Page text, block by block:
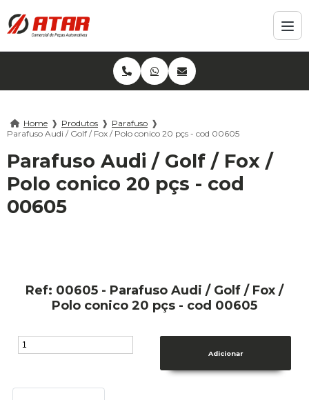
Home ❱ Produtos ❱ Parafuso ❱
Parafuso Audi / Golf / Fox / Polo conico 20 pçs - cod 00605
Parafuso Audi / Golf / Fox /
Polo conico 20 pçs - cod
00605
Ref: 00605 - Parafuso Audi / Golf / Fox /
Polo conico 20 pçs - cod 00605